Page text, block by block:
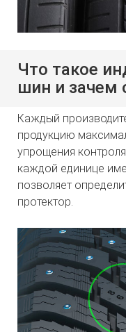
Что такое
шин и зачем
Каждый
продукцию
упрощения
каждой единице
позволяет
протектор.